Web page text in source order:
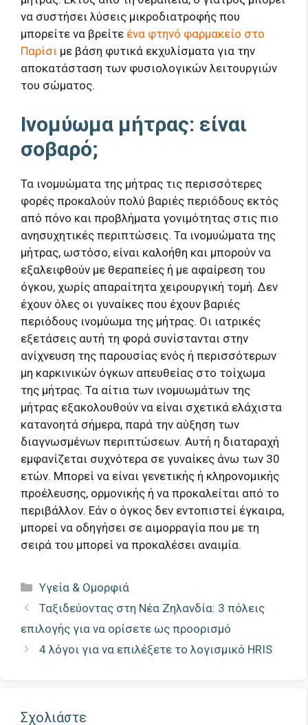
να συστήσει λύσεις μικροδιατροφής που
μπορείτε να βρείτε ένα φτηνό φαρμακείο στο
Παρίσι με βάση φυτικά εκχυλίσματα για την
αποκατάσταση των φυσιολογικών λειτουργιών
του σώματος.
Ινομύωμα μήτρας: είναι
σοβαρό;
Τα ινομυώματα της μήτρας τις περισσότερες
φορές προκαλούν πολύ βαριές περιόδους εκτός
από πόνο και προβλήματα γονιμότητας στις πιο
ανησυχητικές περιπτώσεις. Τα ινομυώματα της
μήτρας, ωστόσο, είναι καλοήθη και μπορούν να
εξαλειφθούν με θεραπείες ή με αφαίρεση του
όγκου, χωρίς απαραίτητα χειρουργική τομή. Δεν
έχουν όλες οι γυναίκες που έχουν βαριές
περιόδους ινομύωμα της μήτρας. Οι ιατρικές
εξετάσεις αυτή τη φορά συνίστανται στην
ανίχνευση της παρουσίας ενός ή περισσότερων
μη καρκινικών όγκων απευθείας στο τοίχωμα
της μήτρας. Τα αίτια των ινομυωμάτων της
μήτρας εξακολουθούν να είναι σχετικά ελάχιστα
κατανοητά σήμερα, παρά την αύξηση των
διαγνωσμένων περιπτώσεων. Αυτή η διαταραχή
εμφανίζεται συχνότερα σε γυναίκες άνω των 30
ετών. Μπορεί να είναι γενετικής ή κληρονομικής
προέλευσης, ορμονικής ή να προκαλείται από το
περιβάλλον. Εάν ο όγκος δεν εντοπιστεί έγκαιρα,
μπορεί να οδηγήσει σε αιμορραγία που με τη
σειρά του μπορεί να προκαλέσει αναιμία.
Κατηγορίες
Υγεία & Ομορφιά
Ταξιδεύοντας στη Νέα Ζηλανδία: 3 πόλεις
επιλογής για να ορίσετε ως προορισμό
4 λόγοι για να επιλέξετε το λογισμικό HRIS
Σχολιάστε